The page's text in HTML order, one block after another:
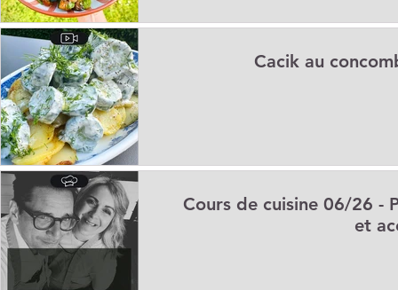
Repas principaux Veggie Conseils
Techniques culinaires
Cacik au
Cours de cuisine 06/26 -
et